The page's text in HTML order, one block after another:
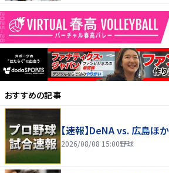
おすすめの記事
【速報】DeNA vs. 広島ほか
2026/08/08 15:00野球